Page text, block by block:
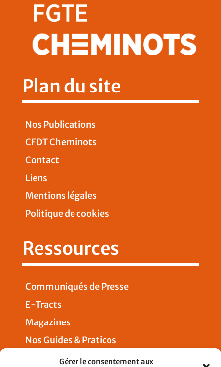
Gérer le consentement aux
Plan du site
Nos Publications
CFDT Cheminots
Contact
Liens
Mentions légales
Politique de cookies
Ressources
Communiqués de Presse
E-Tracts
Magazines
Nos Guides & Praticos